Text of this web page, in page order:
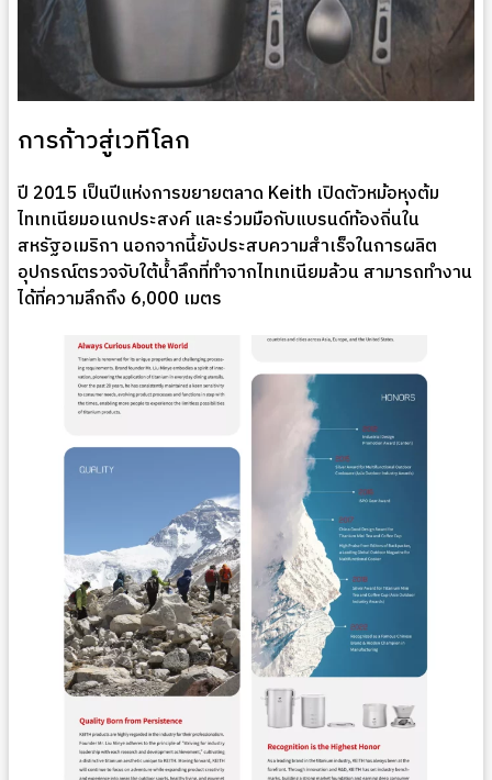
การก้าวสู่เวทีโลก
ปี 2015 เป็นปีแห่งการขยายตลาด Keith เปิดตัวหม้อหุงต้ม
ไทเทเนียมอเนกประสงค์ และร่วมมือกับแบรนด์ท้องถิ่นใน
สหรัฐอเมริกา นอกจากนี้ยังประสบความสำเร็จในการผลิต
อุปกรณ์ตรวจจับใต้น้ำลึกที่ทำจากไทเทเนียมล้วน สามารถทำงาน
ได้ที่ความลึกถึง 6,000 เมตร